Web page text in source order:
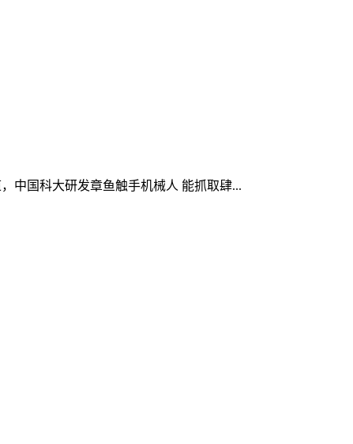
中国科大研发章鱼触手机械人 能抓取肆...